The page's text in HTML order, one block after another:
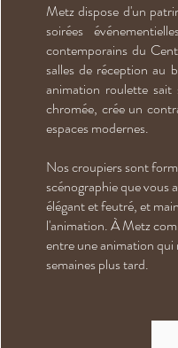
Metz dispose d'un
soirées
contemporains du
salles de réception au
animation roulette
chromée, crée un
espaces modernes.
Nos croupiers sont
scénographie que vous
élégant et feutré, et
l'animation. À Metz
entre une animation
semaines plus tard.